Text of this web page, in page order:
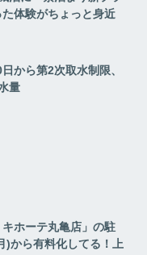
体験がちょっと身近
から第2次取水制限、
量
ホーテ丸亀店」の駐
)から有料化してる！上